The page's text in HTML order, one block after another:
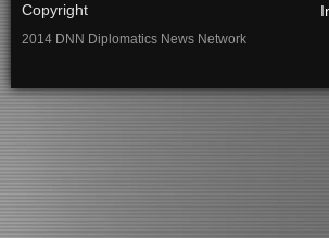
Copyright
2014 DNN Diplomatics News Network